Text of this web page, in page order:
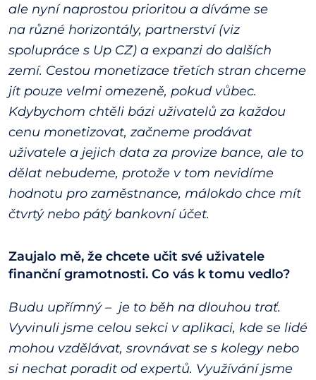
ale nyní naprostou prioritou a díváme se
na různé horizontály, partnerství (viz
spolupráce s Up CZ) a expanzi do dalších
zemí. Cestou monetizace třetích stran chceme
jít pouze velmi omezeně, pokud vůbec.
Kdybychom chtěli bázi uživatelů za každou
cenu monetizovat, začneme prodávat
uživatele a jejich data za provize bance, ale to
dělat nebudeme, protože v tom nevidíme
hodnotu pro zaměstnance, málokdo chce mít
čtvrtý nebo pátý bankovní účet.
Zaujalo mě, že chcete učit své uživatele
finanční gramotnosti. Co vás k tomu vedlo?
Budu upřímný – je to běh na dlouhou trať.
Vyvinuli jsme celou sekci v aplikaci, kde se lidé
mohou vzdělávat, srovnávat se s kolegy nebo
si nechat poradit od expertů. Využívání jsme